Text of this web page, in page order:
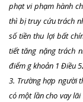
phạt vi phạm hành
thì bị truy cứu trách
số tiền thu lợi bất
tiết tăng nặng trách
điểm g khoản 1 Điều
3. Trường hợp người
có một lần cho vay